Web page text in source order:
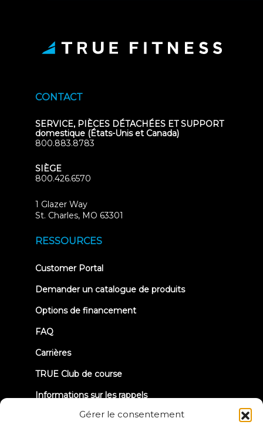
Gérer le consentement
CONTACT
SERVICE, PIÈCES DÉTACHÉES ET SUPPORT
domestique (États-Unis et Canada)
800.883.8783
SIÈGE
800.426.6570
1 Glazer Way
St. Charles, MO 63301
RESSOURCES
Customer Portal(opens
new
Demander un catalogue de produits
Options de financement
FAQ
Carrières
TRUE Club de course
Informations sur les rappels